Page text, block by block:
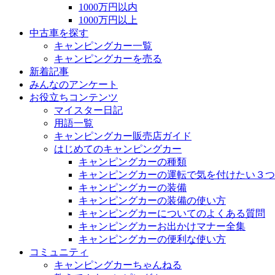
1000万円以内
1000万円以上
中古車を探す
キャンピングカー一覧
キャンピングカーを売る
新着記事
みんなのアンケート
お役立ちコンテンツ
マイスター日記
用語一覧
キャンピングカー販売店ガイド
はじめてのキャンピングカー
キャンピングカーの種類
キャンピングカーの運転で気を付けたい３
キャンピングカーの装備
キャンピングカーの装備の使い方
キャンピングカーについてのよくある質問
キャンピングカーお出かけマナー全集
キャンピングカーの便利な使い方
コミュニティ
キャンピングカーちゃんねる